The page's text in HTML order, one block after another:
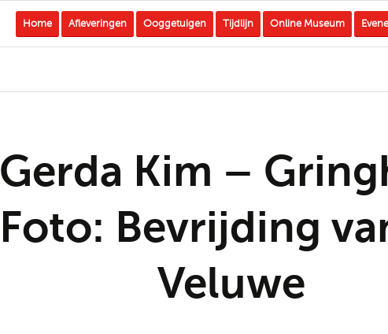
Home Afleveringen Ooggetuigen Tijdlijn Online Museum
Gerda Kim –
Foto: Bevrijding
Veluwe